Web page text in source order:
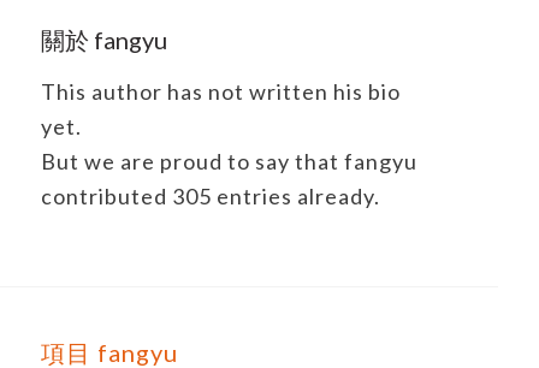
關於 fangyu
This author has not written his bio
yet.
But we are proud to say that fangyu
contributed 305 entries already.
項目 fangyu